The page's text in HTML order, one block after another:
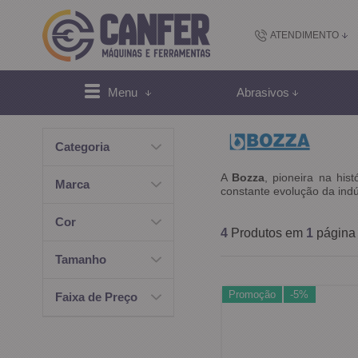
ATENDIMENTO
(48) 2102-
Menu Abrasivos
Categoria
Marca
Cor
Tamanho
Faixa de Preço
ABozza, pioneira na
constante evolução da
4 Produtos em 1 página
Promoção -5%